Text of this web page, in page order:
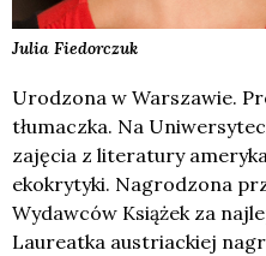
Julia Fiedorczuk
Urodzona w Warszawie.
tłumaczka. Na
zajęcia z literatury
ekokrytyki. Nagrodzona
Wydawców Książek za
Laureatka austriackiej